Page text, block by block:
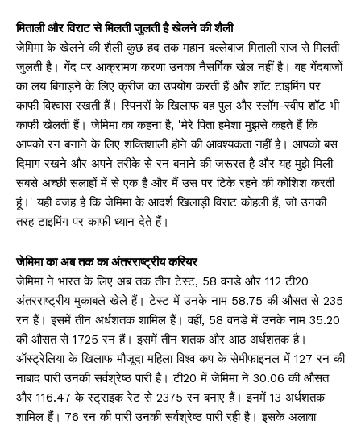
मिताली और विराट से मिलती जुलती है खेलने की शैली
जेमिमा के खेलने की शैली कुछ हद तक महान बल्लेबाज मिताली राज से मिलती
जुलती है। गेंद पर आक्रामण करणा उनका नैसर्गिक खेल नहीं है। वह गेंदबाजों
का लय बिगाड़ने के लिए क्रीज का उपयोग करती हैं और शॉट टाइमिंग पर
काफी विश्वास रखती हैं। स्पिनरों के खिलाफ वह पुल और स्लॉग-स्वीप शॉट भी
काफी खेलती हैं। जेमिमा का कहना है, 'मेरे पिता हमेशा मुझसे कहते हैं कि
आपको रन बनाने के लिए शक्तिशाली होने की आवश्यकता नहीं है। आपको बस
दिमाग रखने और अपने तरीके से रन बनाने की जरूरत है और यह मुझे मिली
सबसे अच्छी सलाहों में से एक है और मैं उस पर टिके रहने की कोशिश करती
हूं।' यही वजह है कि जेमिमा के आदर्श खिलाड़ी विराट कोहली हैं, जो उनकी
तरह टाइमिंग पर काफी ध्यान देते हैं।
जेमिमा का अब तक का अंतरराष्ट्रीय करियर
जेमिमा ने भारत के लिए अब तक तीन टेस्ट, 58 वनडे और 112 टी20
अंतरराष्ट्रीय मुकाबले खेले हैं। टेस्ट में उनके नाम 58.75 की औसत से 235
रन हैं। इसमें तीन अर्धशतक शामिल हैं। वहीं, 58 वनडे में उनके नाम 35.20
की औसत से 1725 रन हैं। इसमें तीन शतक और आठ अर्धशतक है।
ऑस्ट्रेलिया के खिलाफ मौजूदा महिला विश्व कप के सेमीफाइनल में 127 रन की
नाबाद पारी उनकी सर्वश्रेष्ठ पारी है। टी20 में जेमिमा ने 30.06 की औसत
और 116.47 के स्ट्राइक रेट से 2375 रन बनाए हैं। इनमें 13 अर्धशतक
शामिल हैं। 76 रन की पारी उनकी सर्वश्रेष्ठ पारी रही है। इसके अलावा